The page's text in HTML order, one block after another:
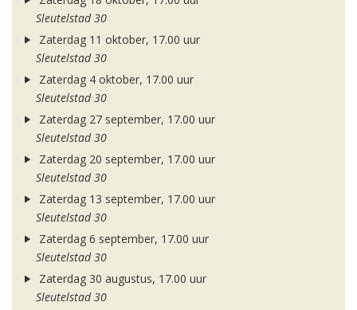
Sleutelstad 30
Zaterdag 11 oktober, 17.00 uur
Sleutelstad 30
Zaterdag 4 oktober, 17.00 uur
Sleutelstad 30
Zaterdag 27 september, 17.00 uur
Sleutelstad 30
Zaterdag 20 september, 17.00 uur
Sleutelstad 30
Zaterdag 13 september, 17.00 uur
Sleutelstad 30
Zaterdag 6 september, 17.00 uur
Sleutelstad 30
Zaterdag 30 augustus, 17.00 uur
Sleutelstad 30